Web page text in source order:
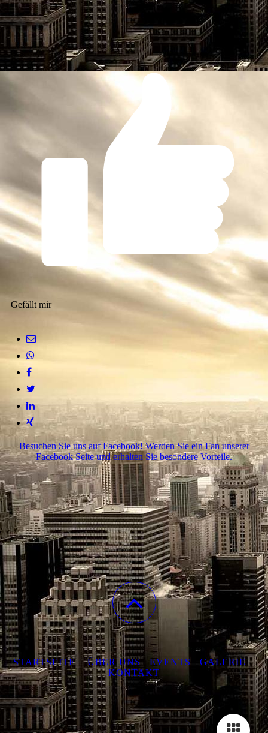
Gefällt mir
Besuchen Sie uns auf Facebook! Werden Sie ein Fan unserer
Facebook Seite und erhalten Sie besondere Vorteile.
STARTSEITE ÜBER UNS EVENTS
GALERIE
KONTAKT